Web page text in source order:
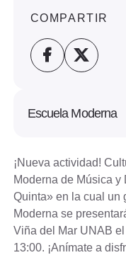
COMPARTIR
Escuela Moderna
¡Nueva actividad!
Moderna de Música
Quinta» en la cual un
Moderna se
Viña del Mar UNAB
13:00. ¡Anímate a